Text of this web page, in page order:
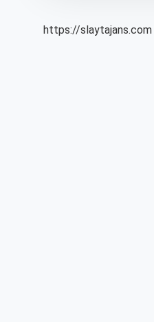
https://slaytajans.com